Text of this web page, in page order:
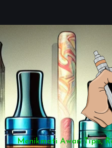
Menikmati Awan Tipis,